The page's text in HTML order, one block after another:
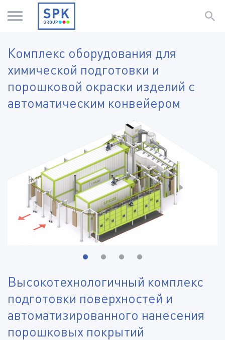
Комплекс оборудования для
химической подготовки и
порошковой окраски изделий с
автоматическим конвейером
Высокотехнологичный комплекс
подготовки поверхностей и
автоматизированного нанесения
порошковых покрытий